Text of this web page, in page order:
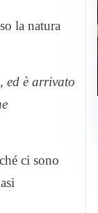
la natura
ed è arrivato
ci sono